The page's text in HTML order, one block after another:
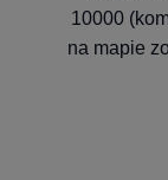
10000
na mapie